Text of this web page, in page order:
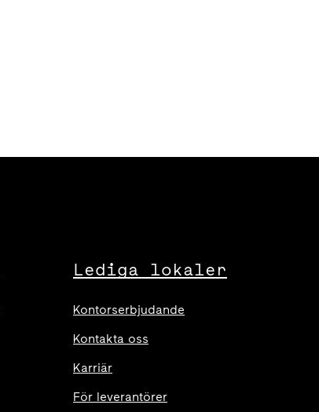
Lediga lokaler
Kontorserbjudande
Kontakta oss
Karriär
För leverantörer